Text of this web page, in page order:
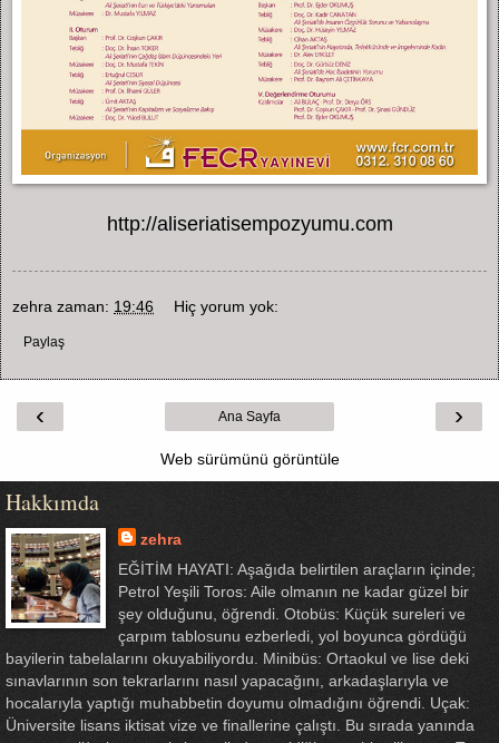
http://aliseriatisempozyumu.com
zehra zaman: 19:46 Hiç yorum yok:
Paylaş
‹ ›
Ana Sayfa
Web sürümünü görüntüle
Hakkımda
zehra
EĞİTİM HAYATI: Aşağıda belirtilen araçların içinde;
Petrol Yeşili Toros: Aile olmanın ne kadar güzel bir
şey olduğunu, öğrendi. Otobüs: Küçük sureleri ve
çarpım tablosunu ezberledi, yol boyunca gördüğü
bayilerin tabelalarını okuyabiliyordu. Minibüs: Ortaokul ve lise deki
sınavlarının son tekrarlarını nasıl yapacağını, arkadaşlarıyla ve
hocalarıyla yaptığı muhabbetin doyumu olmadığını öğrendi. Uçak:
Üniversite lisans iktisat vize ve finallerine çalıştı. Bu sırada yanında